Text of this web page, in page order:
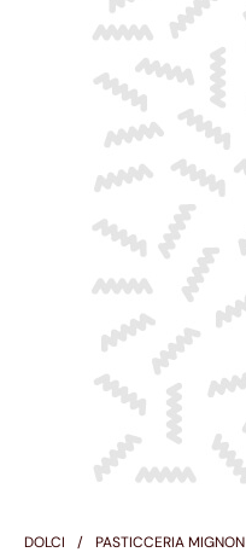
DOLCI PASTICCERIA MIGNON